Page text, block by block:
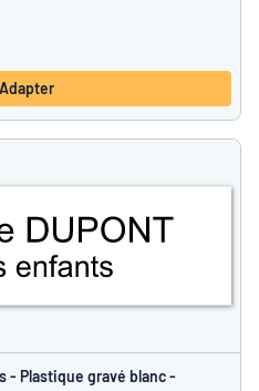
Adapter
- Plastique gravé blanc -